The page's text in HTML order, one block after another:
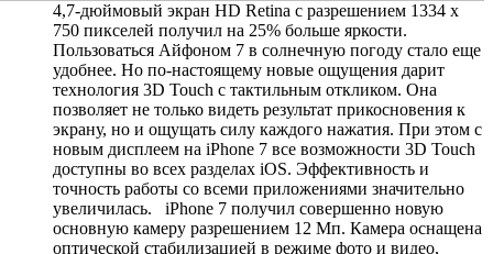
4,7-дюймовый экран HD Retina с разрешением 1334 x
750 пикселей получил на 25% больше яркости.
Пользоваться Айфоном 7 в солнечную погоду стало еще
удобнее. Но по-настоящему новые ощущения дарит
технология 3D Touch с тактильным откликом. Она
позволяет не только видеть результат прикосновения к
экрану, но и ощущать силу каждого нажатия. При этом с
новым дисплеем на iPhone 7 все возможности 3D Touch
доступны во всех разделах iOS. Эффективность и
точность работы со всеми приложениями значительно
увеличилась. iPhone 7 получил совершенно новую
основную камеру разрешением 12 Мп. Камера оснащена
оптической стабилизацией в режиме фото и видео,